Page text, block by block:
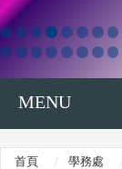
MENU
首頁 學務處